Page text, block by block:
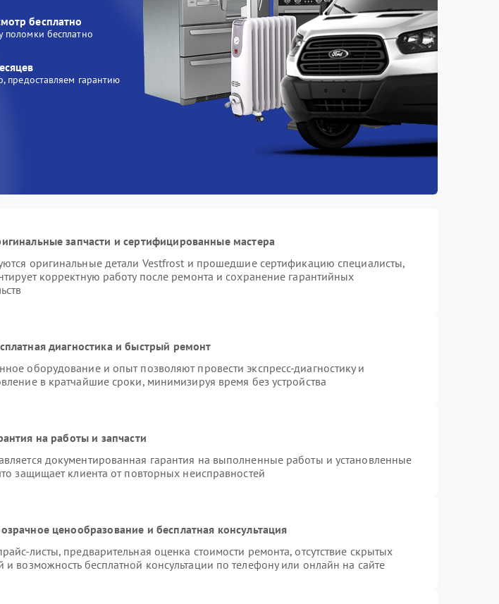
бесплатно
бесплатно
предоставляем гарантию
запчасти и сертифицированные мастера
оригинальные детали Vestfrost и прошедшие сертификацию специалисты,
корректную работу после ремонта и сохранение гарантийных
диагностика и быстрый ремонт
оборудование и опыт позволяют провести экспресс-диагностику и
в кратчайшие сроки, минимизируя время без устройства
на работы и запчасти
документированная гарантия на выполненные работы и установленные
защищает клиента от повторных неисправностей
ценообразование и бесплатная консультация
листы, предварительная оценка стоимости ремонта, отсутствие скрытых
и возможность бесплатной консультации по телефону или онлайн на сайте